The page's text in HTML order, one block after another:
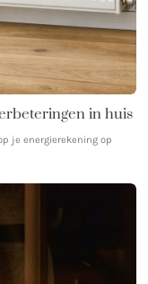
in huis
je energierekening op